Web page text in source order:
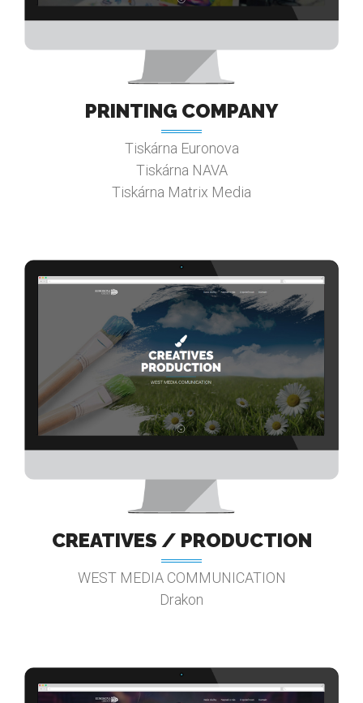
PRINTING COMPANY
Tiskárna Euronova
Tiskárna NAVA
Tiskárna Matrix Media
CREATIVES / PRODUCTION
WEST MEDIA COMMUNICATION
Drakon